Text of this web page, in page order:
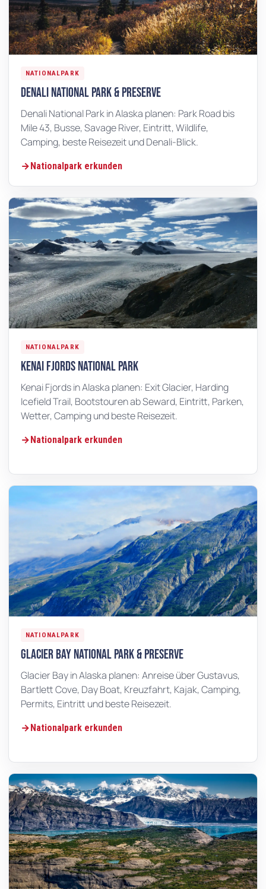
NATIONALPARK
Denali National Park & Preserve
Denali National Park in Alaska planen: Park Road bis
Mile 43, Busse, Savage River, Eintritt, Wildlife,
Camping, beste Reisezeit und Denali-Blick.
Nationalpark erkunden
NATIONALPARK
Kenai Fjords National Park
Kenai Fjords in Alaska planen: Exit Glacier, Harding
Icefield Trail, Bootstouren ab Seward, Eintritt, Parken,
Wetter, Camping und beste Reisezeit.
Nationalpark erkunden
NATIONALPARK
Glacier Bay National Park & Preserve
Glacier Bay in Alaska planen: Anreise über Gustavus,
Bartlett Cove, Day Boat, Kreuzfahrt, Kajak, Camping,
Permits, Eintritt und beste Reisezeit.
Nationalpark erkunden